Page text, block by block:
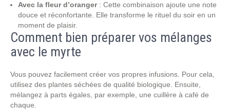
Avec la fleur d’oranger: Cette combinaison ajoute une note
douce et réconfortante. Elle transforme le rituel du soir en un
moment de plaisir.
Comment bien préparer vos mélanges
avec le myrte
Vous pouvez facilement créer vos propres infusions. Pour cela,
utilisez des plantes séchées de qualité biologique. Ensuite,
mélangez à parts égales, par exemple, une cuillère à café de
chaque.